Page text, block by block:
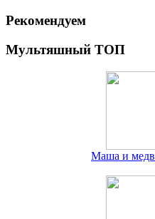
Рекомендуем
Мультяшный ТОП
Маша и